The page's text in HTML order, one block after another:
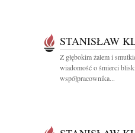
STANISŁAW
Z głębokim żalem i
wiadomość o śmierci
współpracownika...